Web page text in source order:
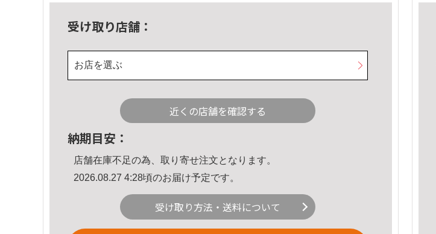
受け取り店舗：
お店を選ぶ
近くの店舗を確認する
納期目安：
店舗在庫不足の為、取り寄せ注文となります。
2026.08.27 4:28頃のお届け予定です。
受け取り方法・送料について